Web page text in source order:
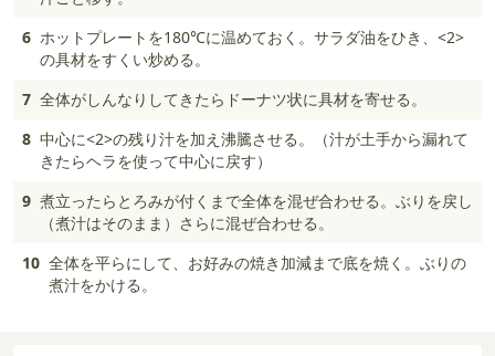
6 ホットプレートを180℃に温めておく。サラダ油をひき、<2>
の具材をすくい炒める。
7 全体がしんなりしてきたらドーナツ状に具材を寄せる。
8 中心に<2>の残り汁を加え沸騰させる。（汁が土手から漏れて
きたらヘラを使って中心に戻す）
9 煮立ったらとろみが付くまで全体を混ぜ合わせる。ぶりを戻し
（煮汁はそのまま）さらに混ぜ合わせる。
10 全体を平らにして、お好みの焼き加減まで底を焼く。ぶりの
煮汁をかける。